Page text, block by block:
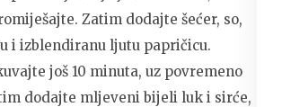
Zatim dodajte šećer, so,
i izblendiranu ljutu papričicu.
još 10 minuta, uz povremeno
dodajte mljeveni bijeli luk i sirće,